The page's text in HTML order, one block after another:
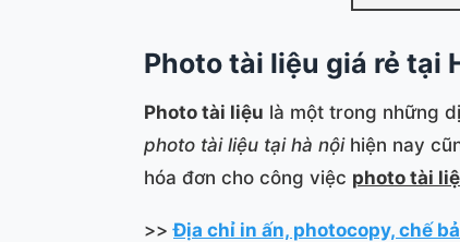
Photo tài liệu giá rẻ tại
Photo tài liệu là một trong những
photo tài liệu tại hà nộihiện nay
hóa đơn cho công việc photo tài
>>Địa chỉ in ấn, photocopy, chế